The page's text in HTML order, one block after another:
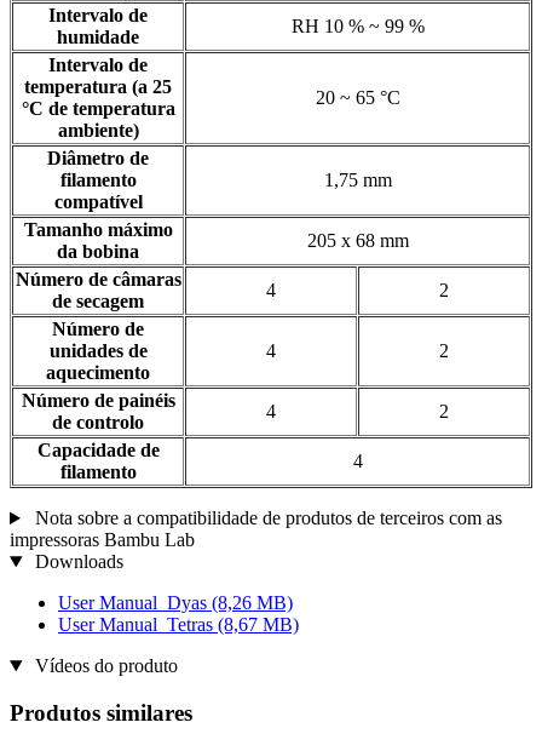
Intervalo de
humidade
RH 10 % ~ 99 %
Intervalo de
temperatura (a 25
°C de temperatura
ambiente)
20 ~ 65 °C
Diâmetro de
filamento
compatível
1,75 mm
Tamanho máximo
da bobina
205 x 68 mm
Número de câmaras
de secagem
4
2
Número de
unidades de
aquecimento
4 2
Número de painéis
de controlo
4
2
Capacidade de
filamento
4
Nota sobre a compatibilidade de produtos de terceiros com as
impressoras Bambu Lab
Downloads
User Manual_Dyas (8,26 MB)
User Manual_Tetras (8,67 MB)
Vídeos do produto
Produtos similares